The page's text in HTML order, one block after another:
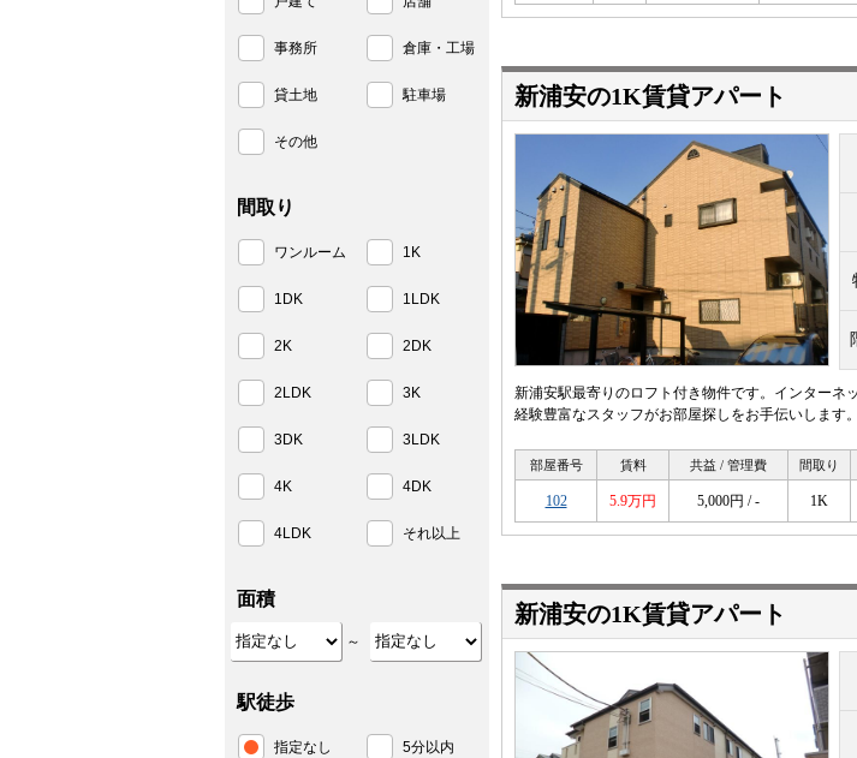
新浦安の1K賃貸アパート
新浦安駅最寄りのロフト付き物件です。インターネ
経験豊富なスタッフがお部屋探しをお手伝いします
部屋番号 賃料 共益 / 管理費 間取り
102 5.9万円 5,000円 / - 1K
新浦安の1K賃貸アパート
事務所 倉庫・工場
貸土地 駐車場
その他
間取り
ワンルーム 1K
1DK 1LDK
2K 2DK
2LDK 3K
3DK 3LDK
4K 4DK
4LDK それ以上
面積
～
駅徒歩
指定なし 5分以内